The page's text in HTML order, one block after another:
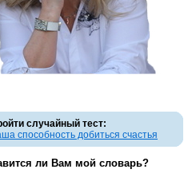
случайный тест:
способность добиться счастья
ли Вам мой словарь?